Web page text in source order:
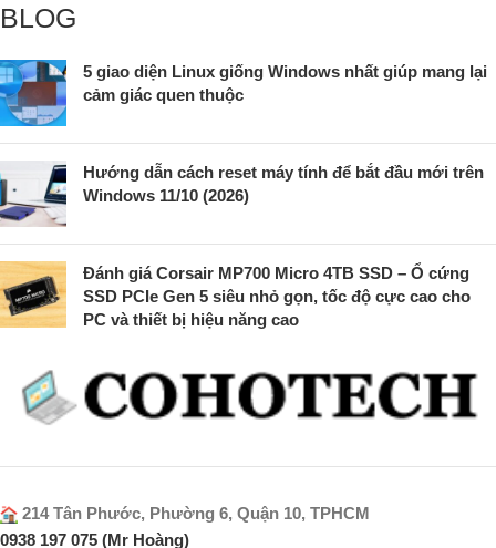
BLOG
5 giao diện Linux giống Windows nhất giúp mang lại
cảm giác quen thuộc
Hướng dẫn cách reset máy tính để bắt đầu mới trên
Windows 11/10 (2026)
Đánh giá Corsair MP700 Micro 4TB SSD – Ổ cứng
SSD PCIe Gen 5 siêu nhỏ gọn, tốc độ cực cao cho
PC và thiết bị hiệu năng cao
214 Tân Phước, Phường 6, Quận 10, TPHCM
0938 197 075 (Mr Hoàng)